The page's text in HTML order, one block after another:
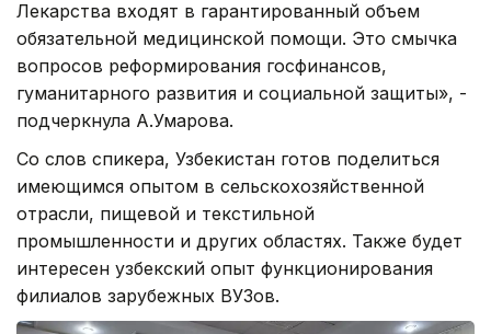
Лекарства входят в гарантированный объем
обязательной медицинской помощи. Это смычка
вопросов реформирования госфинансов,
гуманитарного развития и социальной защиты», -
подчеркнула А.Умарова.
Со слов спикера, Узбекистан готов поделиться
имеющимся опытом в сельскохозяйственной
отрасли, пищевой и текстильной
промышленности и других областях. Также будет
интересен узбекский опыт функционирования
филиалов зарубежных ВУЗов.